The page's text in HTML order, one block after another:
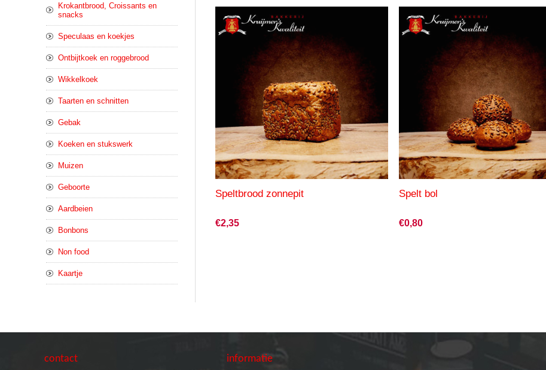
Speltbrood zonnepit
€2,35
Spelt bol
€0,80
Krokantbrood, Croissants en
snacks
Speculaas en koekjes
Ontbijtkoek en roggebrood
Wikkelkoek
Taarten en schnitten
Gebak
Koeken en stukswerk
Muizen
Geboorte
Aardbeien
Bonbons
Non food
Kaartje
contact informatie